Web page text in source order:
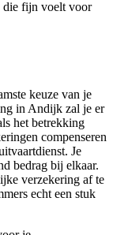
die fijn voelt voor
keuze van je
in Andijk zal je er
het betrekking
compenseren
Je
bedrag bij elkaar.
verzekering af te
echt een stuk